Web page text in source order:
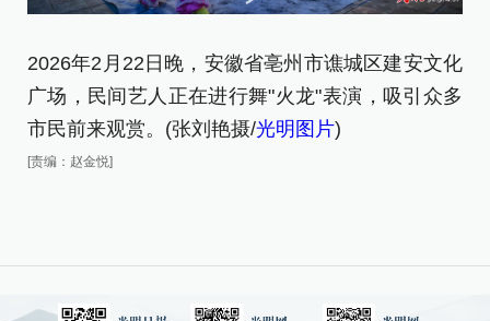
2026年2月22日晚，安徽省亳州市谯城区建安文化
广场，民间艺人正在进行舞"火龙"表演，吸引众多
市民前来观赏。(张刘艳摄/光明图片)
[责编：赵金悦]